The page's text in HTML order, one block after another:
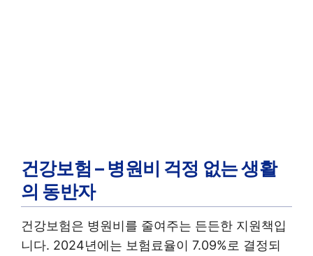
건강보험 – 병원비 걱정 없는 생활
의 동반자
건강보험은 병원비를 줄여주는 든든한 지원책입
니다. 2024년에는 보험료율이 7.09%로 결정되